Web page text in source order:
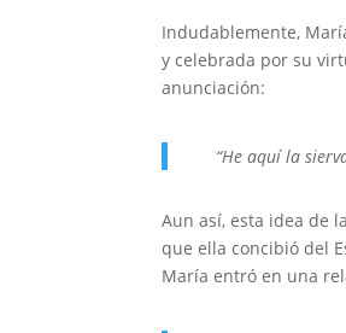
Indudablemente,
y celebrada por su
anunciación:
“He aquí la
Aun así, esta idea de
que ella concibió del
María entró en una